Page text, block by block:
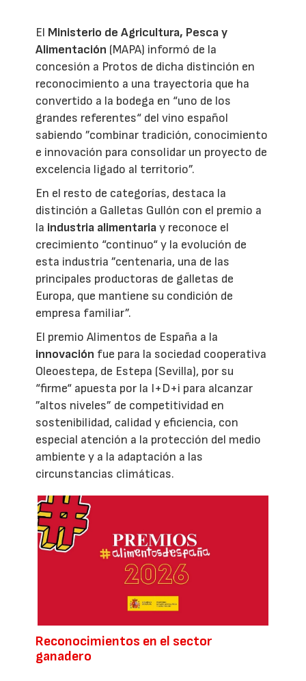
El Ministerio de Agricultura, Pesca y
Alimentación (MAPA) informó de la
concesión a Protos de dicha distinción en
reconocimiento a una trayectoria que ha
convertido a la bodega en “uno de los
grandes referentes“ del vino español
sabiendo ”combinar tradición, conocimiento
e innovación para consolidar un proyecto de
excelencia ligado al territorio”.
En el resto de categorías, destaca la
distinción a Galletas Gullón con el premio a
la industria alimentariay reconoce el
crecimiento “continuo“ y la evolución de
esta industria ”centenaria, una de las
principales productoras de galletas de
Europa, que mantiene su condición de
empresa familiar”.
El premio Alimentos de España a la
innovación fue para la sociedad cooperativa
Oleoestepa, de Estepa (Sevilla), por su
“firme“ apuesta por la I+D+i para alcanzar
”altos niveles” de competitividad en
sostenibilidad, calidad y eficiencia, con
especial atención a la protección del medio
ambiente y a la adaptación a las
circunstancias climáticas.
Reconocimientos en el sector
ganadero